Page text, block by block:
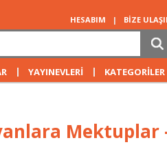
HESABIM | BİZE
| YAYINEVLERİ | KATEGORİLER
Mektuplar